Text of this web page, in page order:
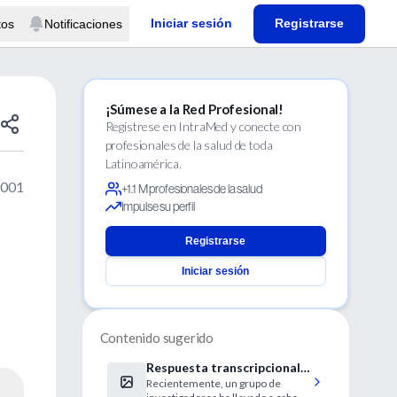
Notificaciones Iniciar sesión Registrarse
¡Súmese a la Red Profesional!
Regístrese en IntraMed y conecte con
profesionales de la salud de toda
Latinoamérica.
+1.1 M profesionales de la salud
Impulse su perfil
Registrarse
Iniciar sesión
Contenido sugerido
Respuesta transcripcional a
la hipoxia en los tumores
Recientemente, un grupo de